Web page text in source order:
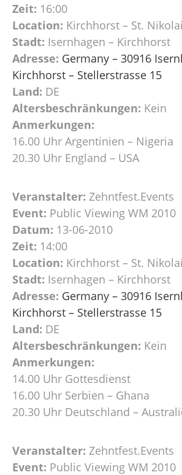
Zeit: 16:00
Location: Kirchhorst – St.
Stadt: Isernhagen – Kirchhorst
Adresse: Germany – 30916
Kirchhorst – Stellerstrasse 15
Land: DE
Altersbeschränkungen: Kein
Anmerkungen:
16.00 Uhr Argentinien – Nigeria
20.30 Uhr England – USA
Veranstalter: Zehntfest.Events
Event: Public Viewing WM 2010
Datum: 13-06-2010
Zeit: 14:00
Location: Kirchhorst – St.
Stadt: Isernhagen – Kirchhorst
Adresse: Germany – 30916
Kirchhorst – Stellerstrasse 15
Land: DE
Altersbeschränkungen: Kein
Anmerkungen:
14.00 Uhr Gottesdienst
16.00 Uhr Serbien – Ghana
20.30 Uhr Deutschland –
Veranstalter: Zehntfest.Events
Event: Public Viewing WM 2010